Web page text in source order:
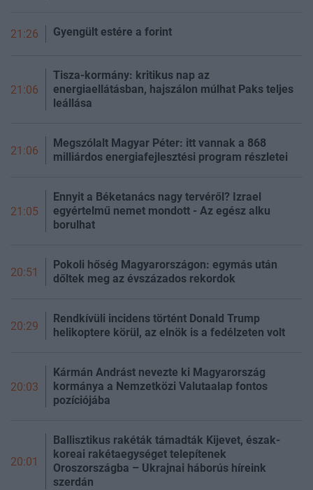
21:26 Gyengült estére a forint
21:06
Tisza-kormány: kritikus nap az
energiaellátásban, hajszálon múlhat Paks teljes
leállása
21:06
Megszólalt Magyar Péter: itt vannak a 868
milliárdos energiafejlesztési program részletei
21:05
Ennyit a Béketanács nagy tervéről? Izrael
egyértelmű nemet mondott - Az egész alku
borulhat
20:51
Pokoli hőség Magyarországon: egymás után
dőltek meg az évszázados rekordok
20:29
Rendkívüli incidens történt Donald Trump
helikoptere körül, az elnök is a fedélzeten volt
20:03
Kármán Andrást nevezte ki Magyarország
kormánya a Nemzetközi Valutaalap fontos
pozíciójába
20:01
Ballisztikus rakéták támadták Kijevet, észak-
koreai rakétaegységet telepítenek
Oroszországba – Ukrajnai háborús híreink
szerdán